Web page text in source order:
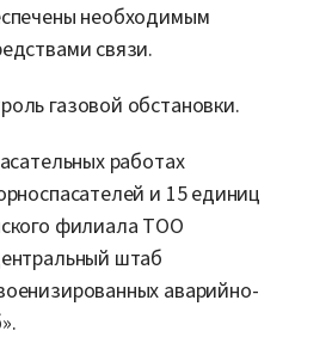
необходимым
связи.
газовой обстановки.
работах
и 15 единиц
филиала ТОО
штаб
аварийно-